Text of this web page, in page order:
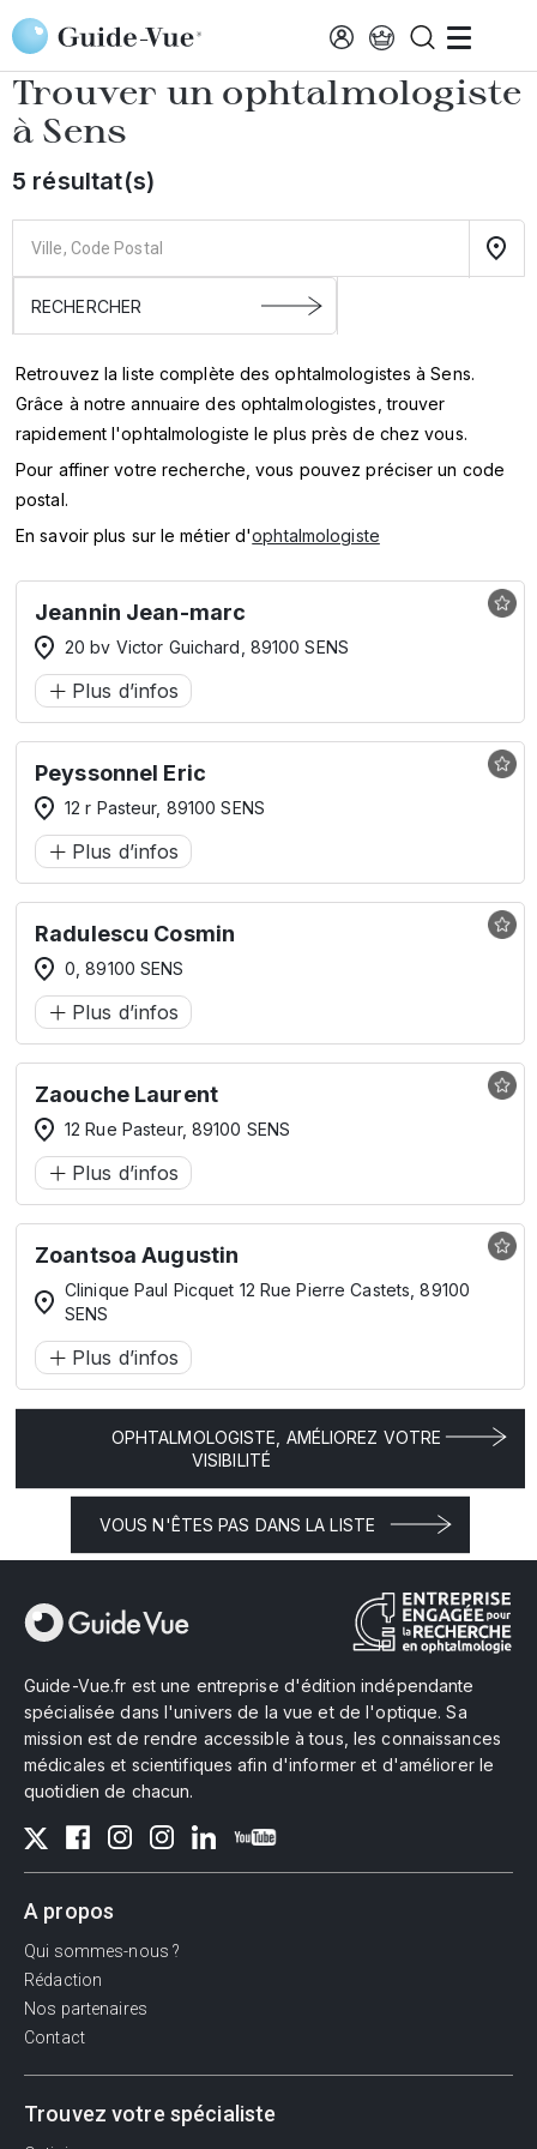
Aller au contenu principal
Accueil Annuaire des ophtalmologistes Sens
Trouver un ophtalmologiste
à Sens
5 résultat(s)
Retrouvez la liste complète des ophtalmologistes à Sens.
Grâce à notre annuaire des ophtalmologistes, trouver
rapidement l'ophtalmologiste le plus près de chez vous.
Pour affiner votre recherche, vous pouvez préciser un code
postal.
En savoir plus sur le métier d'ophtalmologiste
Jeannin Jean-marc
20 bv Victor Guichard, 89100 SENS
Plus d’infos
Peyssonnel Eric
12 r Pasteur, 89100 SENS
Plus d’infos
Radulescu Cosmin
0, 89100 SENS
Plus d’infos
Zaouche Laurent
12 Rue Pasteur, 89100 SENS
Plus d’infos
Zoantsoa Augustin
Clinique Paul Picquet 12 Rue Pierre Castets, 89100
SENS
Plus d’infos
OPHTALMOLOGISTE, AMÉLIOREZ VOTRE
VISIBILITÉ
VOUS N'ÊTES PAS DANS LA LISTE
Guide-Vue.fr est une entreprise d'édition indépendante
spécialisée dans l'univers de la vue et de l'optique. Sa
mission est de rendre accessible à tous, les connaissances
médicales et scientifiques afin d'informer et d'améliorer le
quotidien de chacun.
A propos
Qui sommes-nous ?
Rédaction
Nos partenaires
Contact
Trouvez votre spécialiste